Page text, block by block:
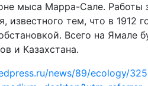
мыса Марра-Сале. Работы
известного тем, что в 1912
Всего на Ямале
и Казахстана.
news/89/ecology/